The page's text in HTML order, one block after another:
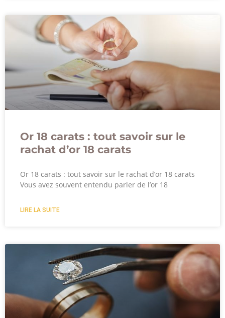
Or 18 carats : tout savoir sur le
rachat d’or 18 carats
Or 18 carats : tout savoir sur le rachat d’or 18 carats
Vous avez souvent entendu parler de l’or 18
LIRE LA SUITE